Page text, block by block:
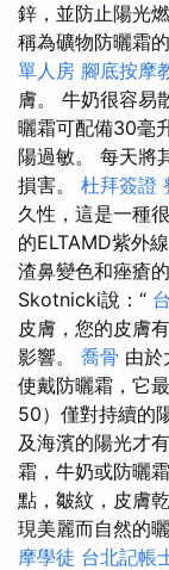
鋅，並防止陽光
稱為礦物防曬霜
單人房 腳底按摩
膚。 牛奶很容易
曬霜可配備30毫
陽過敏。 每天將
損害。 杜拜簽證
久性，這是一種
的ELTAMD紫外
渣鼻變色和痤瘡
Skotnicki說：“
皮膚，您的皮膚
影響。 喬骨 由於
使戴防曬霜，它
50）僅對持續的
及海濱的陽光才
霜，牛奶或防曬
點，皺紋，皮膚
現美麗而自然的
摩學徒 台北記帳